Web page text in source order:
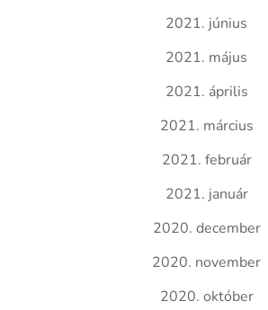
2021. június
2021. május
2021. április
2021. március
2021. február
2021. január
2020. december
2020. november
2020. október